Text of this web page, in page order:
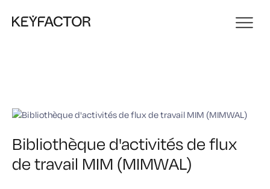
Bibliothèque d'activités de flux
de travail MIM (MIMWAL)